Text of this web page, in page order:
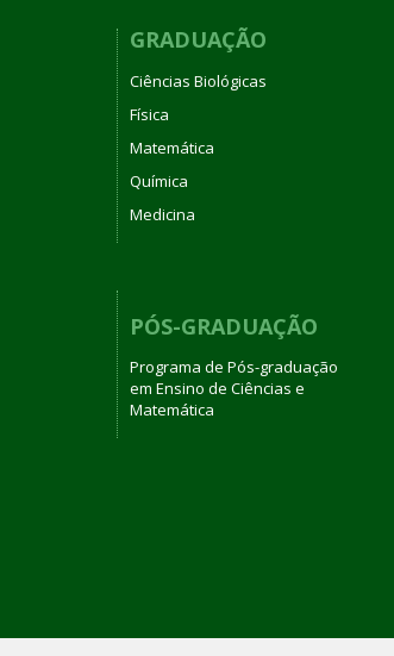
GRADUAÇÃO
Ciências Biológicas
Física
Matemática
Química
Medicina
PÓS-GRADUAÇÃO
Programa de Pós-graduação
em Ensino de Ciências e
Matemática